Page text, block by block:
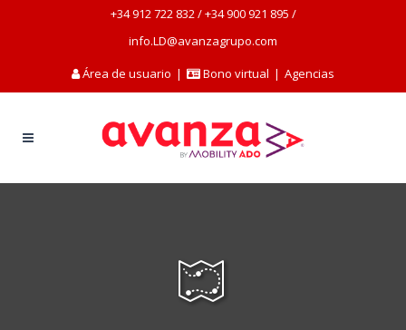
+34 912 722 832/+34 900 921 895 /
info.LD@avanzagrupo.com
Área de usuario | Bono virtual | Agencias